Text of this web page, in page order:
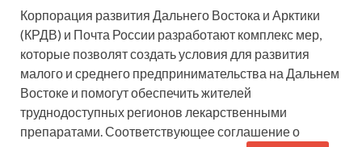
Корпорация развития Дальнего Востока и Арктики
(КРДВ) и Почта России разработают комплекс мер,
которые позволят создать условия для развития
малого и среднего предпринимательства на Дальнем
Востоке и помогут обеспечить жителей
труднодоступных регионов лекарственными
препаратами. Соответствующее соглашение о